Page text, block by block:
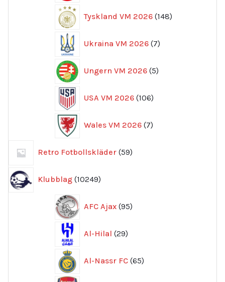
Tyskland VM 2026 148
produkter
Ukraina VM 2026 7
produkter
Ungern VM 2026 5
produkter
USA VM 2026 106
produkter
Wales VM 2026 7
produkter
Retro Fotbollskläder 59
produkter
Klubblag 10249
produkter
AFC Ajax 95
produkter
Al-Hilal 29
produkter
Al-Nassr FC 65
produkter